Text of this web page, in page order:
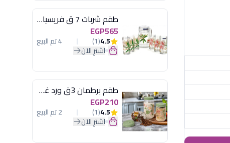
طقم شربات 7 ق فريسيا لومينارك
EGP565
4.5
(1) 4 تم البيع
اشترِ الآن
طقم برطمان 3ق ورد غطاء مينت جرين هيريفين
EGP210
4.5
(1) 2 تم البيع
اشترِ الآن